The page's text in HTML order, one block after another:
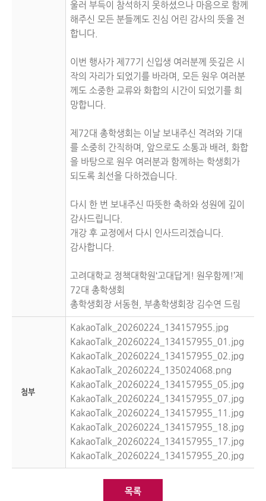
울러 부득이 참석하지 못하셨으나 마음으로 함께
해주신 모든 분들께도 진심 어린 감사의 뜻을 전
합니다.
이번 행사가 제77기 신입생 여러분께 뜻깊은 시
작의 자리가 되었기를 바라며, 모든 원우 여러분
께도 소중한 교류와 화합의 시간이 되었기를 희
망합니다.
제72대 총학생회는 이날 보내주신 격려와 기대
를 소중히 간직하며, 앞으로도 소통과 배려, 화합
을 바탕으로 원우 여러분과 함께하는 학생회가
되도록 최선을 다하겠습니다.
다시 한 번 보내주신 따뜻한 축하와 성원에 깊이
감사드립니다.
개강 후 교정에서 다시 인사드리겠습니다.
감사합니다.
고려대학교 정책대학원‘고대답게! 원우함께!’제
72대 총학생회
총학생회장 서동현, 부총학생회장 김수연 드림
첨부
KakaoTalk_20260224_134157955.jpg
KakaoTalk_20260224_134157955_01.jpg
KakaoTalk_20260224_134157955_02.jpg
KakaoTalk_20260224_135024068.png
KakaoTalk_20260224_134157955_05.jpg
KakaoTalk_20260224_134157955_07.jpg
KakaoTalk_20260224_134157955_11.jpg
KakaoTalk_20260224_134157955_18.jpg
KakaoTalk_20260224_134157955_17.jpg
KakaoTalk_20260224_134157955_20.jpg
목록